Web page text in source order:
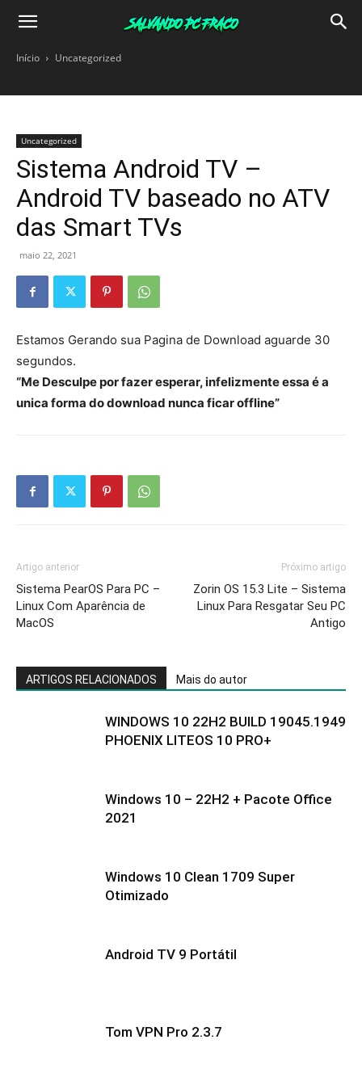
Salvando
PC
Fraco
Início Uncategorized
Uncategorized
Sistema Android TV –
Android TV baseado no ATV
das Smart TVs
maio 22, 2021
Estamos Gerando sua Pagina de Download aguarde 30
segundos.
“Me Desculpe por fazer esperar, infelizmente essa é a
unica forma do download nunca ficar offline”
Artigo anterior
Sistema PearOS Para PC –
Linux Com Aparência de
MacOS
Próximo artigo
Zorin OS 15.3 Lite – Sistema
Linux Para Resgatar Seu PC
Antigo
ARTIGOS RELACIONADOS Mais do autor
WINDOWS 10 22H2 BUILD 19045.1949
PHOENIX LITEOS 10 PRO+
Windows 10 – 22H2 + Pacote Office
2021
Windows 10 Clean 1709 Super
Otimizado
Android TV 9 Portátil
Tom VPN Pro 2.3.7